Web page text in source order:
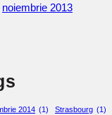
noiembrie 2013
2014 (1) Strasbourg (1)